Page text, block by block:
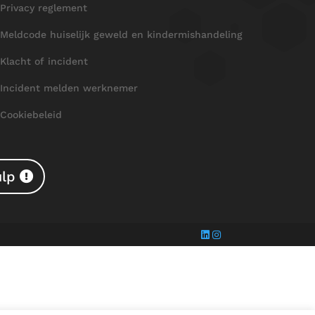
Privacy reglement
Meldcode huiselijk geweld en kindermishandeling
Klacht of incident
Incident melden werknemer
Cookiebeleid